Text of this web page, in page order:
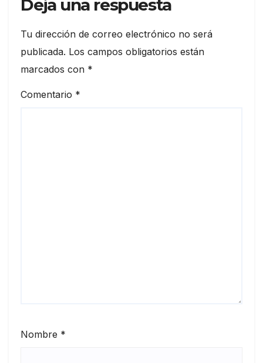
Deja una respuesta
Tu dirección de correo electrónico no será
publicada. Los campos obligatorios están
marcados con *
Comentario *
Nombre *